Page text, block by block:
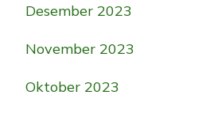
Desember 2023
November 2023
Oktober 2023